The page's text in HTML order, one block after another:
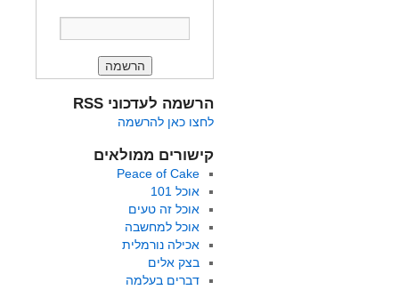
הרשמה לעדכוני RSS
לחצו כאן להרשמה
קישורים ממולאים
Peace of Cake
אוכל 101
אוכל זה טעים
אוכל למחשבה
אכילה נורמלית
בצק אלים
דברים בעלמה